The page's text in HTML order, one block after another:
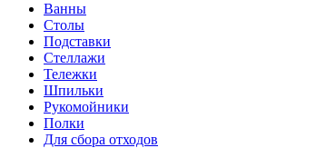
Ванны
Столы
Подставки
Стеллажи
Тележки
Шпильки
Рукомойники
Полки
Для сбора отходов